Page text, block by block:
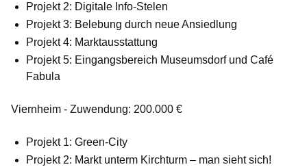
Projekt 2: Digitale Info-Stelen
Projekt 3: Belebung durch neue Ansiedlung
Projekt 4: Marktausstattung
Projekt 5: Eingangsbereich Museumsdorf und Café
Fabula
Viernheim - Zuwendung: 200.000 €
Projekt 1: Green-City
Projekt 2: Markt unterm Kirchturm – man sieht sich!